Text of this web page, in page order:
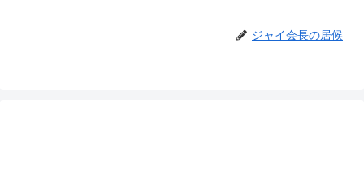
ジャイ会長の居候